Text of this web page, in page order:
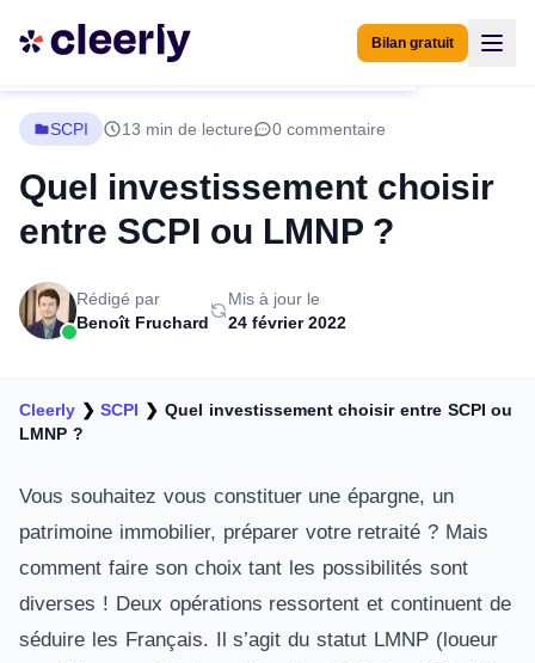
Bilan gratuit
SCPI 13 min de lecture 0 commentaire
Quel investissement choisir
entre SCPI ou LMNP ?
Rédigé par
Benoît Fruchard
Mis à jour le
24 février 2022
Cleerly ❯SCPI ❯ Quel investissement choisir entre SCPI ou
LMNP ?
Vous souhaitez vous constituer une épargne, un
patrimoine immobilier, préparer votre retraité ? Mais
comment faire son choix tant les possibilités sont
diverses ! Deux opérations ressortent et continuent de
séduire les Français. Il s’agit du statut LMNP (loueur